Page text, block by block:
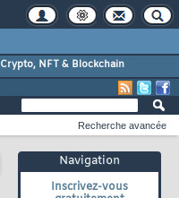
Crypto, NFT & Blockchain
Navigation
Inscrivez-vous
Recherche avancée